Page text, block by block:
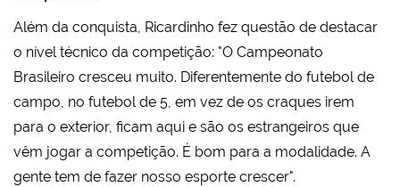
Além da conquista, Ricardinho fez questão de destacar
o nível técnico da competição: "O Campeonato
Brasileiro cresceu muito. Diferentemente do futebol de
campo, no futebol de 5, em vez de os craques irem
para o exterior, ficam aqui e são os estrangeiros que
vêm jogar a competição. É bom para a modalidade. A
gente tem de fazer nosso esporte crescer".